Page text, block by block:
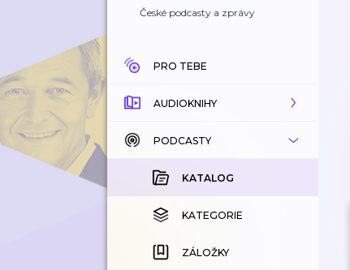
České podcasty a zprávy
PRO TEBE
AUDIOKNIHY
KATALOG
KOUPENÉ
KATEGORIE
ZÁLOŽKY
PODCASTY
KATALOG
KATEGORIE
ZÁLOŽKY